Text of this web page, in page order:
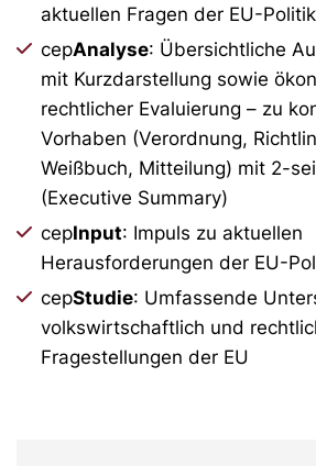
aktuellen Fragen der EU-Politik
cepAnalyse: Übersichtliche
mit Kurzdarstellung sowie
rechtlicher Evaluierung – zu
Vorhaben (Verordnung,
Weißbuch, Mitteilung) mit 2-
(Executive Summary)
cepInput: Impuls zu aktuellen
Herausforderungen der EU-
cepStudie: Umfassende
volkswirtschaftlich und
Fragestellungen der EU